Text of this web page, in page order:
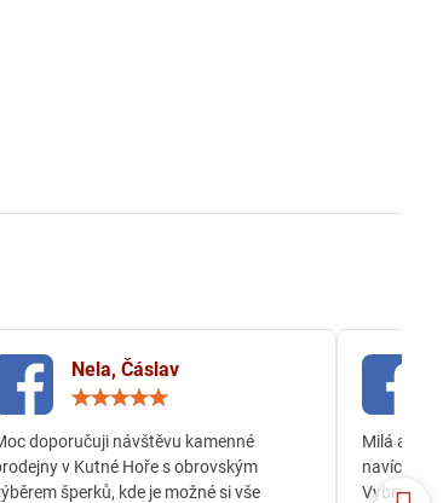
Nela, Čáslav
/
5
doporučuji návštěvu kamenné
v Kutné Hoře s obrovským
šperků, kde je možné si vše
Milá a
navíc
Vybrala